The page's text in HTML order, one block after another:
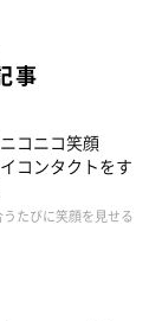
事
コニコ笑顔
コンタクトをす
たびに笑顔を見せる